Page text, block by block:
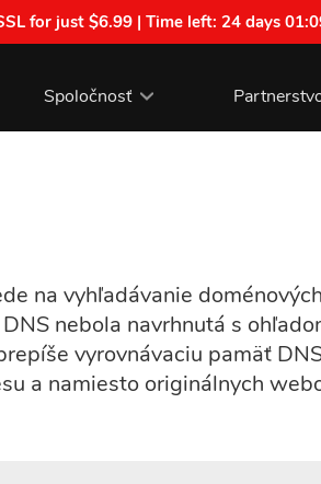
for just $6.99 | Time left: 24 days
Spoločnosť
na vyhľadávanie
nebola navrhnutá s
vyrovnávaciu pamäť
a namiesto originálnych